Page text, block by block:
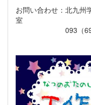
お問い合わせ：北九州
室
093（695